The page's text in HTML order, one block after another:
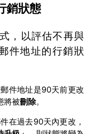
銷狀態
，以評估不再與
件地址的行銷狀
件地址是90天前更改
將被刪除。
在過去90天內更改，